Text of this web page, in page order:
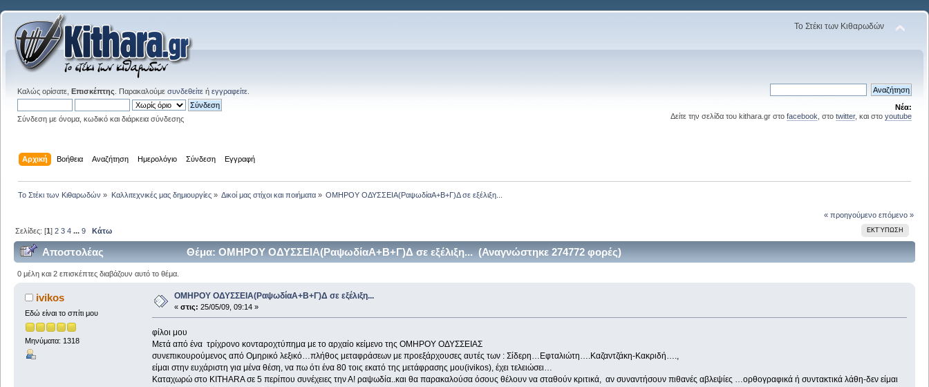
Το Στέκι των Κιθαρωδών
Καλώς ορίσατε, Επισκέπτης . Παρακαλούμε συνδεθείτε ή εγγραφείτε
Σύνδεση με όνομα, κωδικό και διάρκεια σύνδεσης
Νέα:
Δείτε την σελίδα του kithara.gr στο facebook , στο twitter, και στο youtube
Αρχική Βοήθεια Αναζήτηση Ημερολόγιο Σύνδεση Εγγραφή
Το Στέκι των Κιθαρωδών » Καλλιτεχνικές μας δημιουργίες» Δικοί μας στίχοι και ποιήματα» ΟΜΗΡΟΥ ΟΔΥΣΣΕΙΑ(ΡαψωδίαΑ+Β+Γ)Δ σε εξέλιξη...
« προηγούμενο επόμενο »
ΕΚΤΎΠΩΣΗ
Σελίδες: [1]2 3 4 ...9 Κάτω
Αποστολέας Θέμα: ΟΜΗΡΟΥ ΟΔΥΣΣΕΙΑ(ΡαψωδίαΑ+Β+Γ)Δ σε εξέλιξη... (Αναγνώστηκε 274772 φορές)
0 μέλη και 2 επισκέπτες διαβάζουν αυτό το θέμα.
ivikos
Εδώ είναι το σπίτι μου
Μηνύματα: 1318
ΟΜΗΡΟΥ ΟΔΥΣΣΕΙΑ(ΡαψωδίαΑ+Β+Γ)Δ σε εξέλιξη...
« στις: 25/05/09, 09:14 »
φίλοι μου
Μετά από ένα τρίχρονο κονταροχτύπημα με το αρχαίο κείμενο της ΟΜΗΡΟΥ ΟΔΥΣΣΕΙΑΣ
συνεπικουρούμενος από Ομηρικό λεξικό…πλήθος μεταφράσεων με προεξάρχουσες αυτές των : Σίδερη…Εφταλιώτη….Καζαντζάκη-Κακριδή….,
είμαι στην ευχάριστη για μένα θέση, να πω ότι ένα 80 τοις εκατό της μετάφρασης μου(ivikos), έχει τελειώσει…
Καταχωρώ στο KITHARA σε 5 περίπου συνέχειες την Α! ραψωδία..και θα παρακαλούσα όσους θέλουν να σταθούν κριτικά, αν συναντήσουν πιθανές αβλεψίες …ορθογραφικά ή συντακτικά λάθη-δεν είμαι